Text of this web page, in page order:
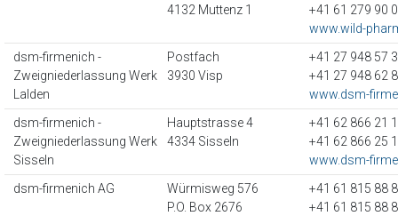
4132 Muttenz 1
+41 61 279 90
www.wild-
dsm-firmenich -
Zweigniederlassung Werk
Lalden
Postfach
3930 Visp
+41 27 948 57
+41 27 948 62
www.dsm-
dsm-firmenich -
Zweigniederlassung Werk
Sisseln
Hauptstrasse 4
4334 Sisseln
+41 62 866 21
+41 62 866 25
www.dsm-
dsm-firmenich AG
Würmisweg 576
P.O. Box 2676
+41 61 815 88
+41 61 815 88